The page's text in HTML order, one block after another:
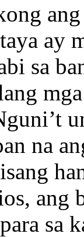
ay
sa
mga
na
ang
sa